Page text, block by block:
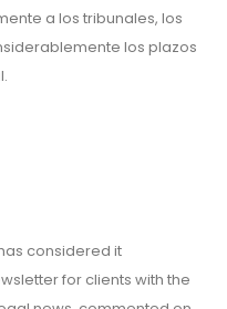
a los tribunales, los
los plazos
considered it
for clients with the